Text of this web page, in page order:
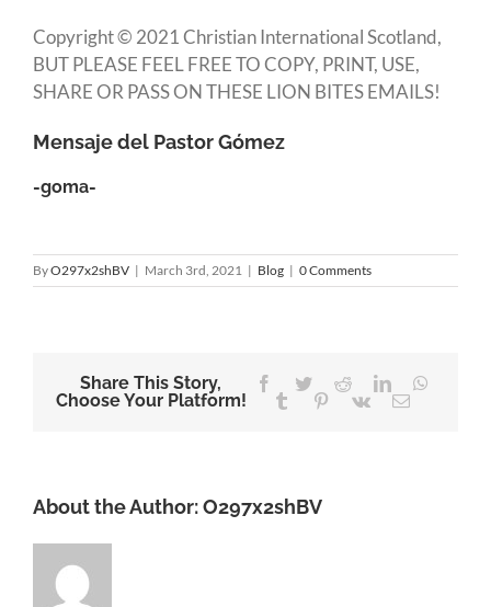
Copyright © 2021 Christian International Scotland,
BUT PLEASE FEEL FREE TO COPY, PRINT, USE,
SHARE OR PASS ON THESE LION BITES EMAILS!
Mensaje del Pastor Gómez
-goma-
ByO297x2shBV | March 3rd, 2021 | Blog | 0 Comments
Share This Story,
Choose Your Platform!
Facebook
TwitterRedditLinkedIn
Tumblr Pinterest
Vk Email
About the Author:O297x2shBV